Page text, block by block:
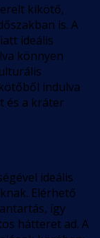
kikötő,
is. A
ideális
könnyen
indulva
és a kráter
ideális
Elérhető
így
hátteret ad. A